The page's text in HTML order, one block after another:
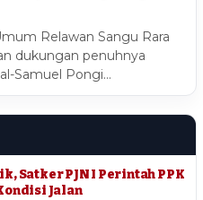
Relawan Sangu Rara
dukungan penuhnya
Samuel Pongi…
Satker PJN I Perintah PPK
Jalan